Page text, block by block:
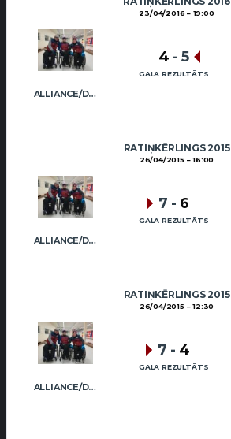
23/04/2016 19:00
ALLIANCE/DIMBOVSKIS
4 - 5
GALA REZULTĀTS
RATIŅKĒRLINGS 2015
26/04/2015 16:00
ALLIANCE/DIMBOVSKIS
7 - 6
GALA REZULTĀTS
RATIŅKĒRLINGS 2015
26/04/2015 12:30
ALLIANCE/DIMBOVSKIS
7 - 4
GALA REZULTĀTS